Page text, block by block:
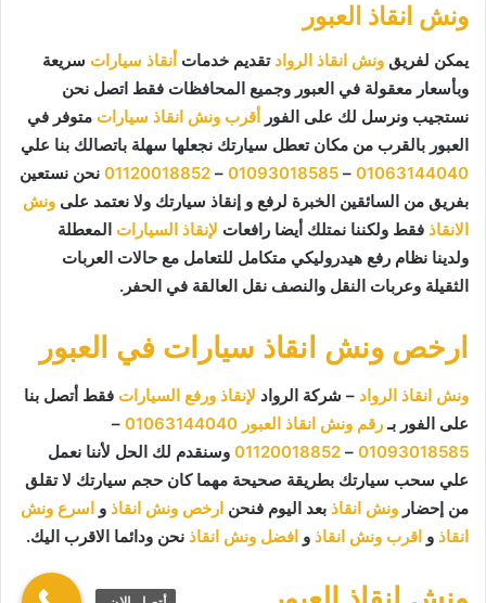
ونش انقاذ العبور
يمكن لفريق ونش انقاذ الرواد تقديم خدمات أنقاذ سيارات سريعة
وبأسعار معقولة في العبور وجميع المحافظات فقط اتصل نحن
نستجيب ونرسل لك على الفور أقرب ونش انقاذ سيارات متوفر في
العبور بالقرب من مكان تعطل سيارتك نجعلها سهلة باتصالك بنا علي
01063144040
–
01093018585
–
01120018852 نحن نستعين
بفريق من السائقين الخبرة لرفع و إنقاذ سيارتك ولا نعتمد على ونش
الانقاذ فقط ولكننا نمتلك أيضا رافعات لإنقاذ السيارات المعطلة
ولدينا نظام رفع هيدروليكي متكامل للتعامل مع حالات العربات
الثقيلة وعربات النقل والنصف نقل العالقة في الحفر.
ارخص ونش انقاذ سيارات في العبور
ونش انقاذ الرواد – شركة الرواد لإنقاذ ورفع السيارات فقط أتصل بنا
على الفور بـرقم ونش انقاذ العبور 01063144040
–
01093018585
–
01120018852 وسنقدم لك الحل لأننا نعمل
علي سحب سيارتك بطريقة صحيحة مهما كان حجم سيارتك لا تقلق
من إحضار ونش انقاذ بعد اليوم فنحن ارخص ونش انقاذ و اسرع ونش
انقاذ و اقرب ونش انقاذ و افضل ونش انقاذ نحن ودائما الاقرب اليك.